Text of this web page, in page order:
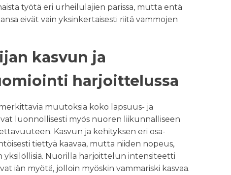
työtä eri urheilulajien parissa, mutta entä
eivät vain yksinkertaisesti riitä vammojen
kasvun ja
harjoittelussa
muutoksia koko lapsuus- ja
luonnollisesti myös nuoren liikunnalliseen
Kasvun ja kehityksen eri osa-
tiettyä kaavaa, mutta niiden nopeus,
yksilöllisiä. Nuorilla harjoittelun intensiteetti
iän myötä, jolloin myöskin vammariski kasvaa.